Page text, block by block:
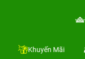
Khuyến Mãi